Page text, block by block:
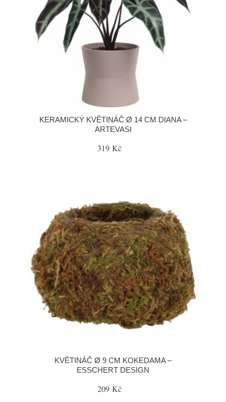
KERAMICKÝ KVĚTINÁČ Ø 14 CM DIANA –
ARTEVASI
319 Kč
KVĚTINÁČ Ø 9 CM KOKEDAMA –
ESSCHERT DESIGN
209 Kč